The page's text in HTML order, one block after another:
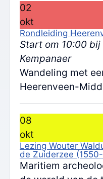
02
okt
Rondleiding
Start om 10:00
Kempanaer
Wandeling met
Heerenveen-
08
okt
Lezing Wouter
de Zuiderzee
Maritiem